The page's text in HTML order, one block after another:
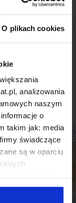
O plikach cookies
analizowania
naszym
o
takim jak: media
świadczące
są w oparciu
przetwarzane są
z których listą